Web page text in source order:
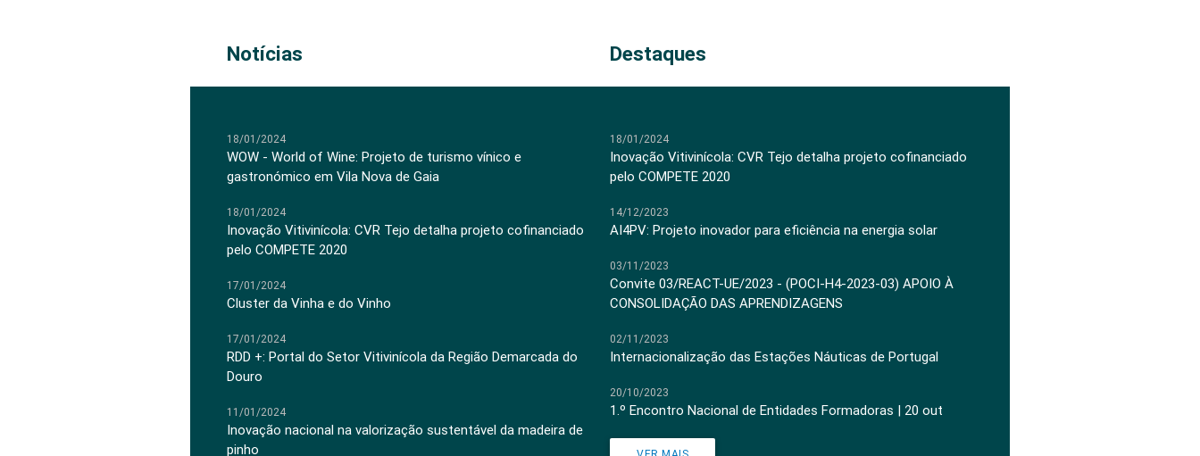
Notícias Destaques
18/01/2024
WOW - World of Wine: Projeto de turismo vínico e
gastronómico em Vila Nova de Gaia
18/01/2024
Inovação Vitivinícola: CVR Tejo detalha projeto cofinanciado
pelo COMPETE 2020
17/01/2024
Cluster da Vinha e do Vinho
17/01/2024
RDD +: Portal do Setor Vitivinícola da Região Demarcada do
Douro
11/01/2024
Inovação nacional na valorização sustentável da madeira de
pinho
18/01/2024
Inovação Vitivinícola: CVR Tejo detalha projeto cofinanciado
pelo COMPETE 2020
14/12/2023
AI4PV: Projeto inovador para eficiência na energia solar
03/11/2023
Convite 03/REACT-UE/2023 - (POCI-H4-2023-03) APOIO À
CONSOLIDAÇÃO DAS APRENDIZAGENS
02/11/2023
Internacionalização das Estações Náuticas de Portugal
20/10/2023
1.º Encontro Nacional de Entidades Formadoras | 20 out